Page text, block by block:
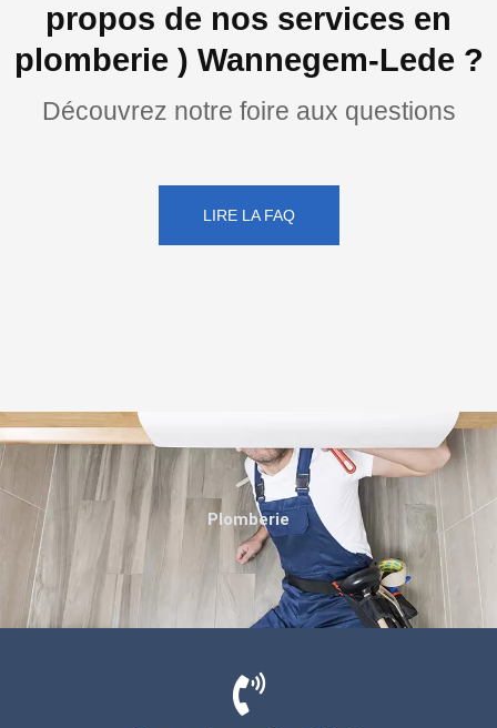
propos de nos services en
plomberie ) Wannegem-Lede ?
Découvrez notre foire aux questions
LIRE LA FAQ
Plomberie